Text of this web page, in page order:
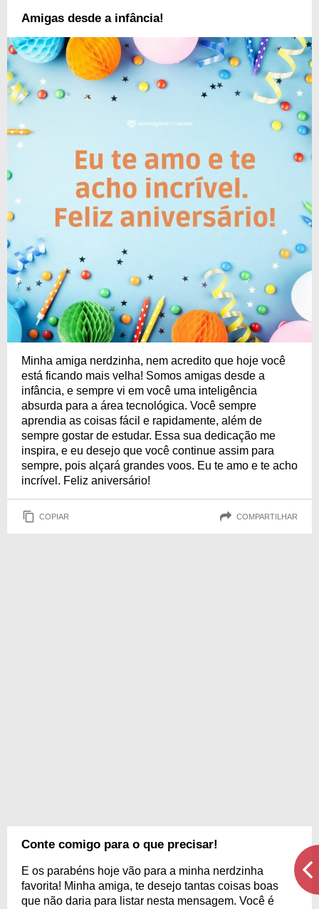
Amigas desde a infância!
Minha amiga nerdzinha, nem acredito que hoje você
está ficando mais velha! Somos amigas desde a
infância, e sempre vi em você uma inteligência
absurda para a área tecnológica. Você sempre
aprendia as coisas fácil e rapidamente, além de
sempre gostar de estudar. Essa sua dedicação me
inspira, e eu desejo que você continue assim para
sempre, pois alçará grandes voos. Eu te amo e te acho
incrível. Feliz aniversário!
COPIAR COMPARTILHAR
Conte comigo para o que precisar!
E os parabéns hoje vão para a minha nerdzinha
favorita! Minha amiga, te desejo tantas coisas boas
que não daria para listar nesta mensagem. Você é